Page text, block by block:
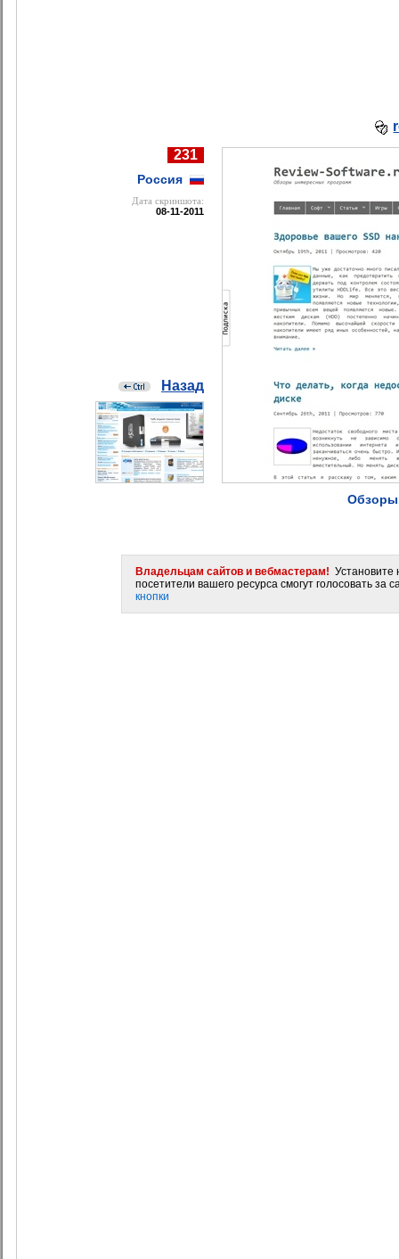
231
Россия
Дата cкриншота:
08-11-2011
Назад
Обзоры
Владельцам сайтов и вебмастерам! Установите
посетители вашего ресурса смогут голосовать за
кнопки